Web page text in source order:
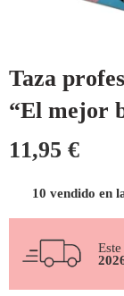
Taza
“El mejor
11,95 €
10 vendido en